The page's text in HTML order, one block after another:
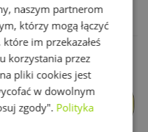
naszym partnerom
którzy mogą łączyć
im przekazałeś
korzystania przez
pliki cookies jest
w dowolnym
zgody". Polityka